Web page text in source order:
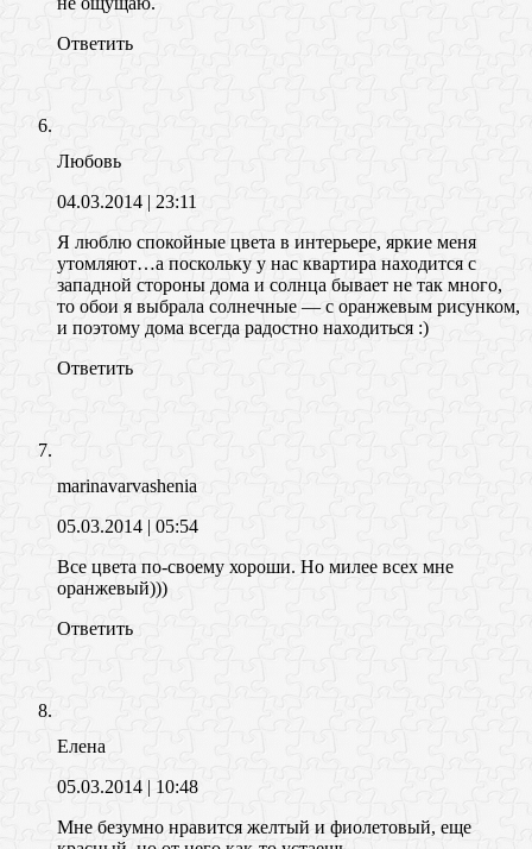
Ответить
Любовь
04.03.2014 | 23:11
Я люблю спокойные цвета в интерьере, яркие меня
утомляют…а поскольку у нас квартира находится с
западной стороны дома и солнца бывает не так много,
то обои я выбрала солнечные — с оранжевым рисунком,
и поэтому дома всегда радостно находиться :)
Ответить
marinavarvashenia
05.03.2014 | 05:54
Все цвета по-своему хороши. Но милее всех мне
оранжевый)))
Ответить
Елена
05.03.2014 | 10:48
Мне безумно нравится желтый и фиолетовый, еще